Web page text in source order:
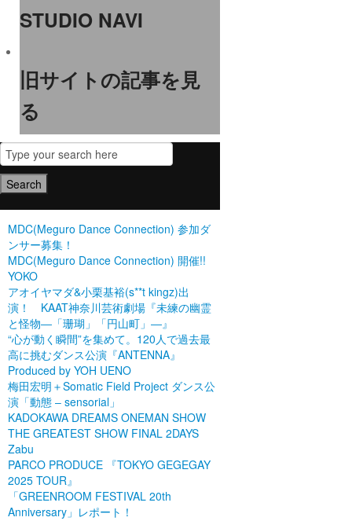
STUDIO NAVI
旧サイトの記事を見
る
MDC(Meguro Dance Connection) 参加ダ
ンサー募集！
MDC(Meguro Dance Connection) 開催!!
YOKO
アオイヤマダ&小栗基裕(s**t kingz)出
演！ KAAT神奈川芸術劇場『未練の幽霊
と怪物―「珊瑚」「円山町」―』
“心が動く瞬間”を集めて。120人で過去最
高に挑むダンス公演『ANTENNA』
Produced by YOH UENO
梅田宏明＋Somatic Field Project ダンス公
演「動態 ‒ sensorial」
KADOKAWA DREAMS ONEMAN SHOW
THE GREATEST SHOW FINAL 2DAYS
Zabu
PARCO PRODUCE 『TOKYO GEGEGAY
2025 TOUR』
「GREENROOM FESTIVAL 20th
Anniversary」レポート！